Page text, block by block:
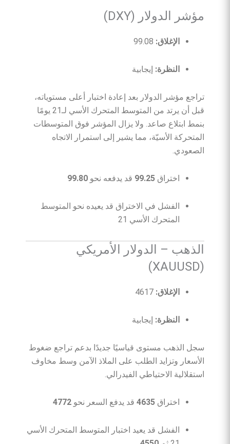
مؤشر الدولار (DXY)
الإغلاق:
النظرة: إيجابية
تراجع مؤشر الدولار بعد إعادة اختبار أعلى مستوياته،
قبل أن يرتد من المتوسط المتحرك الأسي لـ21 يومًا
بنمط ابتلاع صاعد. ولا يزال المؤشر فوق المتوسطات
المتحركة الأسيّة، مما يشير إلى استمرار الاتجاه
الصعودي.
اختراق 99.25 قد يدفعه نحو 99.80
الفشل في الاختراق قد يعيده نحو المتوسط
المتحرك الأسي 21
الذهب – الدولار الأمريكي
(XAUUSD)
الإغلاق:
النظرة: إيجابية
سجل الذهب مستوى قياسيًا جديدًا بدعم تراجع ضغوط
الأسعار وتزايد الطلب على الملاذ الآمن وسط مخاوف
استقلالية الاحتياطي الفيدرالي.
اختراق 4635قد يدفع السعر نحو 4772
الفشل قد يعيد اختبار المتوسط المتحرك الأسي